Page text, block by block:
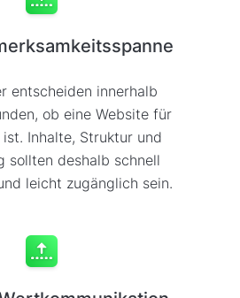
entscheiden innerhalb
ob eine Website für
Inhalte, Struktur und
sollten deshalb schnell
leicht zugänglich sein.